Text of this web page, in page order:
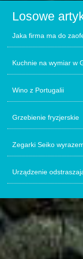
Losowe
Jaka firma ma do
Kuchnie na wymiar w
Wino z Portugalii
Grzebienie fryzjerskie
Zegarki Seiko
Urządzenie